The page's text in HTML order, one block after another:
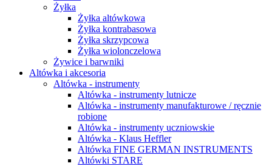
Żyłka
Żyłka altówkowa
Żyłka kontrabasowa
Żyłka skrzypcowa
Żyłka wiolonczelowa
Żywice i barwniki
Altówka i akcesoria
Altówka - instrumenty
Altówka - instrumenty lutnicze
Altówka - instrumenty manufakturowe / ręcznie
robione
Altówka - instrumenty uczniowskie
Altówka - Klaus Heffler
Altówka FINE GERMAN INSTRUMENTS
Altówki STARE